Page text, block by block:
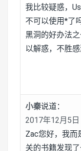
我比较疑惑，
不可以使用*了
黑洞的好办法
以解惑，不胜
小秦说道：
2017年12月5
Zac您好，我而
关的书籍发现